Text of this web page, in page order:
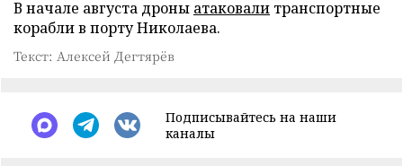
В начале августа дроны атаковали транспортные
корабли в порту Николаева.
Текст: Алексей Дегтярёв
Подписывайтесь на наши
каналы